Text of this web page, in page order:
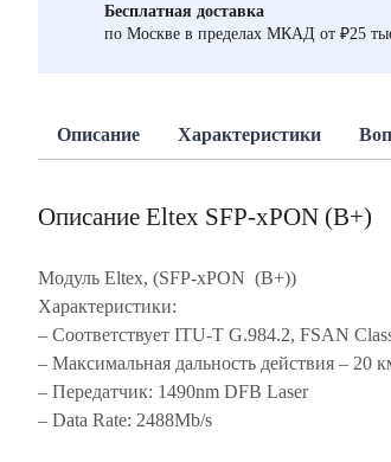
Бесплатная доставка
по Москве в пределах МКАД от ₽25
Описание Характеристики
Описание Eltex SFP-xPON (B+)
Модуль Eltex, (SFP-xPON (B+))
Характеристики:
– Соответствует ITU-T G.984.2, FSAN
– Максимальная дальность действия – 20
– Передатчик: 1490nm DFB Laser
– Data Rate: 2488Mb/s